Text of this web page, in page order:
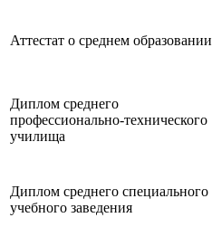
Аттестат о среднем образовании
Диплом среднего
профессионально-технического
училища
Диплом среднего специального
учебного заведения